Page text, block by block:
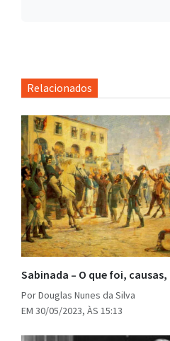
Relacionados
Sabinada – O que foi,
Por Douglas Nunes da Silva
EM 30/05/2023, ÀS 15:13